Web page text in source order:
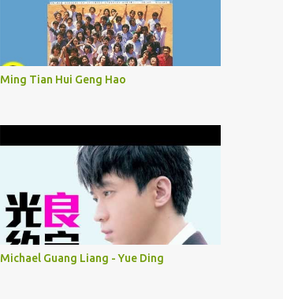
Ming Tian Hui Geng Hao
Michael Guang Liang - Yue Ding